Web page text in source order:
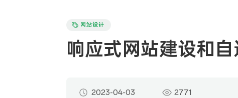
网站设计
响应式网站建设和
2023-04-03 2771